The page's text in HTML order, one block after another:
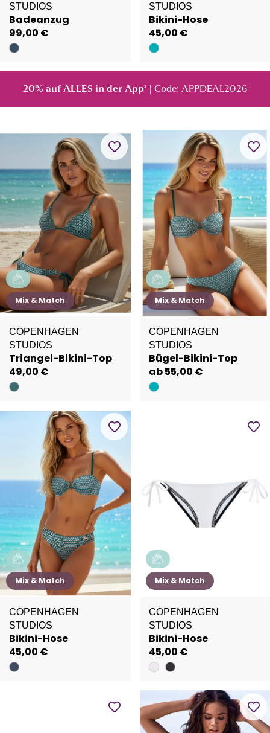
STUDIOS
Badeanzug
99,00 €
STUDIOS
Bikini-Hose
45,00 €
20% auf ALLES in der App² | Code: APPDEAL2026
Mix & Match
COPENHAGEN
STUDIOS
Triangel-Bikini-Top
49,00 €
Mix & Match
COPENHAGEN
STUDIOS
Bügel-Bikini-Top
ab 55,00 €
Mix & Match
COPENHAGEN
STUDIOS
Bikini-Hose
45,00 €
Mix & Match
COPENHAGEN
STUDIOS
Bikini-Hose
45,00 €